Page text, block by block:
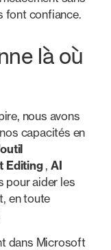
font confiance.
là où
nous avons
capacités en
Editing , AI
pour aider les
en toute
dans Microsoft